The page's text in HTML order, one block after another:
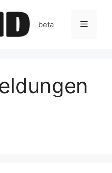
beta Menü